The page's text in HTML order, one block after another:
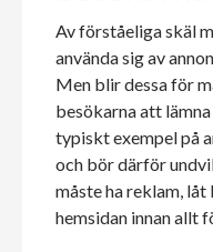
Av förståeliga skäl
använda sig av
Men blir dessa för
besökarna att
typiskt exempel på
och bör därför
måste ha reklam,
hemsidan innan allt